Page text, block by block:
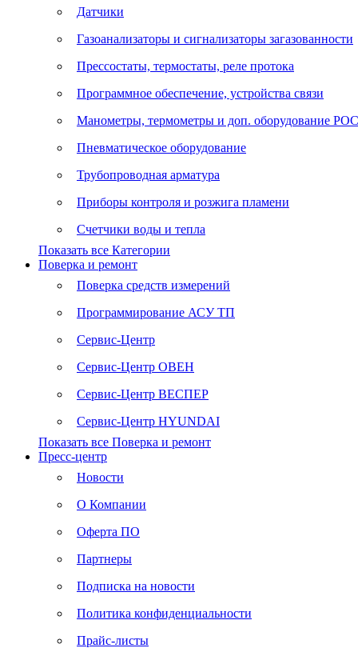
Датчики
Газоанализаторы и сигнализаторы загазованности
Прессостаты, термостаты, реле протока
Программное обеспечение, устройства связи
Манометры, термометры и доп. оборудование
Пневматическое оборудование
Трубопроводная арматура
Приборы контроля и розжига пламени
Счетчики воды и тепла
Показать все Категории
Поверка и ремонт
Поверка средств измерений
Программирование АСУ ТП
Сервис-Центр
Сервис-Центр ОВЕН
Сервис-Центр ВЕСПЕР
Сервис-Центр HYUNDAI
Показать все Поверка и ремонт
Пресс-центр
Новости
О Компании
Оферта ПО
Партнеры
Подписка на новости
Политика конфиденциальности
Прайс-листы